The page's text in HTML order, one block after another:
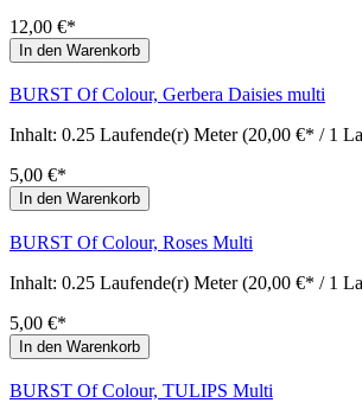
12,00 €*
In den Warenkorb
BURST Of Colour, Gerbera Daisies multi
Inhalt: 0.25 Laufende(r) Meter(20,00 €* / 1
5,00 €*
In den Warenkorb
BURST Of Colour, Roses Multi
Inhalt: 0.25 Laufende(r) Meter(20,00 €* / 1
5,00 €*
In den Warenkorb
BURST Of Colour, TULIPS Multi